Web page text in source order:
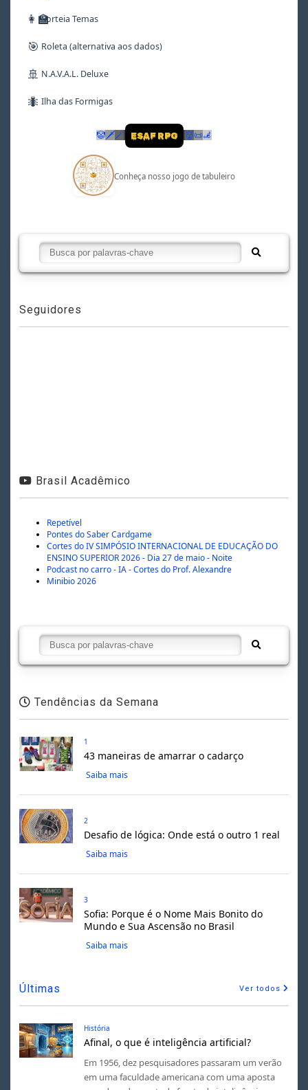
👩‍🏫Sorteia Temas
🎯 Roleta (alternativa aos dados)
🚢 N.A.V.A.L. Deluxe
🐜 Ilha das Formigas
🤡 🗡🪄 ESAF RPG 👹📜🦼
Conheça nosso jogo de tabuleiro
Seguidores
Brasil Acadêmico
Repetível
Pontes do Saber Cardgame
Cortes do IV SIMPÓSIO INTERNACIONAL DE EDUCAÇÃO DO
ENSINO SUPERIOR 2026 - Dia 27 de maio - Noite
Podcast no carro - IA - Cortes do Prof. Alexandre
Minibio 2026
Tendências da Semana
1
43 maneiras de amarrar o cadarço
Saiba mais
2
Desafio de lógica: Onde está o outro 1 real
Saiba mais
3
Sofia: Porque é o Nome Mais Bonito do
Mundo e Sua Ascensão no Brasil
Saiba mais
Últimas Ver todos
História
Afinal, o que é inteligência artificial?
Em 1956, dez pesquisadores passaram um verão
em uma faculdade americana com uma aposta